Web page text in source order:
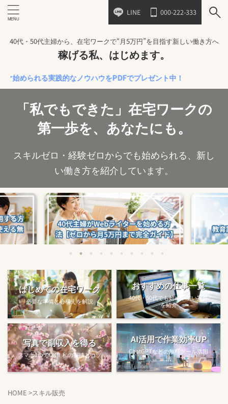
LINE 000-222-333
40代・50代主婦から、在宅ワークで“月5万円”を目指す新しい働き方へ
稼げる私、はじめます。
められる実践的なノウハウをPDFでプレゼント中！
「私でもできた」在宅ワークの
第一歩を、あなたにも。
スキルゼロ・経験ゼロからでも始められる、新し
い働き方を紹介しています。
める方法
教育訓練給付金で賢くスキルアップする
方法【主婦でも使え...
【完全
はじめての在宅ワーク
必要な準備と心構えを解説
おすすめの仕事一覧
40代・50代でも始めやすい案件
を紹介
写真で副収入を得る
スマホ1つでOK！私の実績とコツ
AI活用で作業効率UP
ChatGPTなどの無料ツール活用
法
HOME >スキル販売